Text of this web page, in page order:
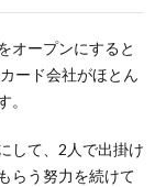
オープンにすると
ード会社がほとん
。
して、2人で出掛け
らう努力を続けて